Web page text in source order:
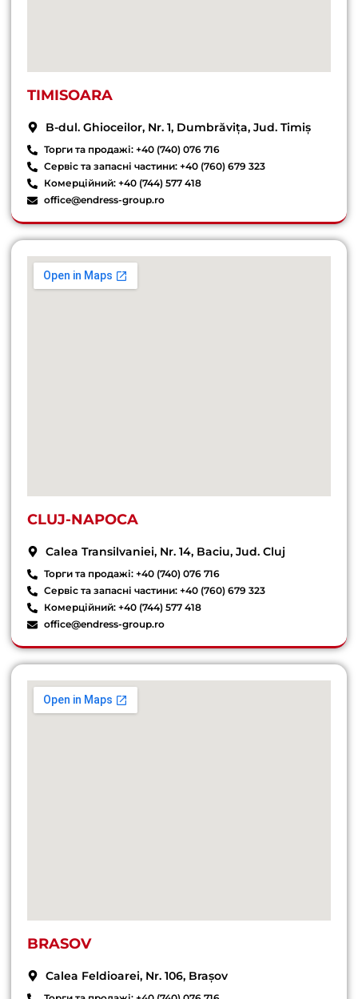
TIMISOARA
B-dul. Ghioceilor, Nr. 1, Dumbrăvița, Jud. Timiș
Торги та продажі: +40 (740) 076 716
Сервіс та запасні частини: +40 (760) 679 323
Комерційний: +40 (744) 577 418
office@endress-group.ro
CLUJ-NAPOCA
Calea Transilvaniei, Nr. 14, Baciu, Jud. Cluj
Торги та продажі: +40 (740) 076 716
Сервіс та запасні частини: +40 (760) 679 323
Комерційний: +40 (744) 577 418
office@endress-group.ro
BRASOV
Calea Feldioarei, Nr. 106, Brașov